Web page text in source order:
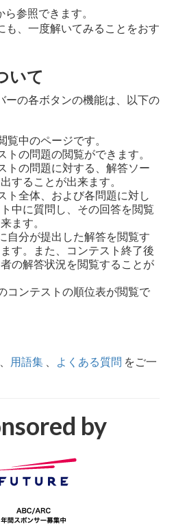
参照できます。
も、一度解いてみることをおす
いて
ーの各ボタンの機能は、以下の
覧中のページです。
トの問題の閲覧ができます。
トの問題に対する、解答ソー
することが出来ます。
ト全体、および各問題に対し
中に質問し、その回答を閲覧
ます。
自分が提出した解答を閲覧す
す。また、コンテスト終了後
の解答状況を閲覧することが
コンテストの順位表が閲覧で
用語集 よくある質問 をご一
by